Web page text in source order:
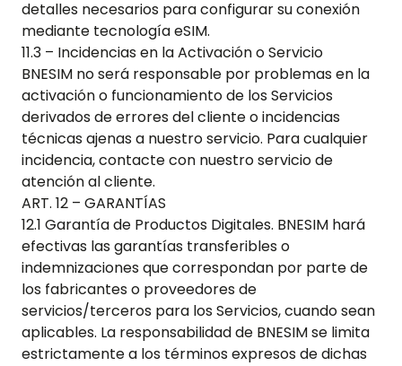
detalles necesarios para configurar su conexión
mediante tecnología eSIM.
11.3 – Incidencias en la Activación o Servicio
BNESIM no será responsable por problemas en la
activación o funcionamiento de los Servicios
derivados de errores del cliente o incidencias
técnicas ajenas a nuestro servicio. Para cualquier
incidencia, contacte con nuestro servicio de
atención al cliente.
ART. 12 – GARANTÍAS
12.1 Garantía de Productos Digitales. BNESIM hará
efectivas las garantías transferibles o
indemnizaciones que correspondan por parte de
los fabricantes o proveedores de
servicios/terceros para los Servicios, cuando sean
aplicables. La responsabilidad de BNESIM se limita
estrictamente a los términos expresos de dichas